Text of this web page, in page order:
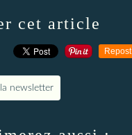
cet article
Repost
newsletter